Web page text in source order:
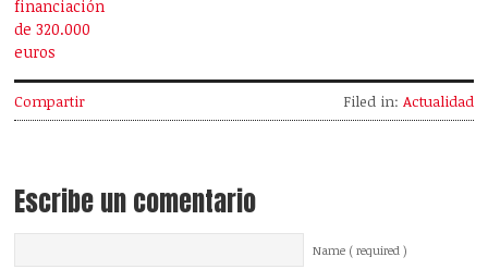
financiación
de 320.000
euros
Compartir Filed in: Actualidad
Escribe un comentario
Name ( required )